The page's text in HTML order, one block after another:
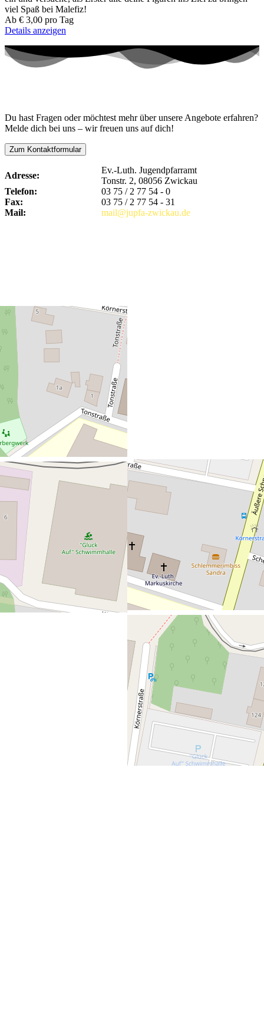
viel Spaß bei Malefiz!
Ab € 3,00 pro Tag
Details anzeigen
Du hast Fragen oder möchtest mehr über unsere Angebote erfahren?
Melde dich bei uns – wir freuen uns auf dich!
Zum Kontaktformular
Adresse:
Ev.-Luth. Jugendpfarramt
Tonstr. 2, 08056 Zwickau
Telefon:
03 75 / 2 77 54 - 0
Fax:
03 75 / 2 77 54 - 31
Mail:
mail@jupfa-zwickau.de